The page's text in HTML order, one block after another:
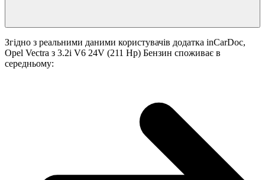
Згідно з реальними даними користувачів додатка inCarDoc,
Opel Vectra з 3.2i V6 24V (211 Hp) Бензин споживає в
середньому: